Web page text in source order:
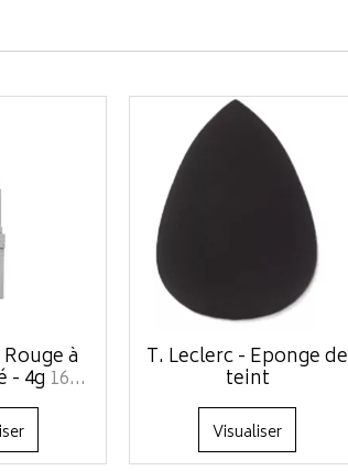
à
- 4g 16...
T. Leclerc - Eponge de
teint
Visualiser